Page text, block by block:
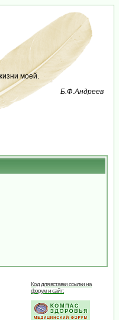
моей.
Б.Ф.Андреев
Код для вставки ссылки на
форум и сайт: